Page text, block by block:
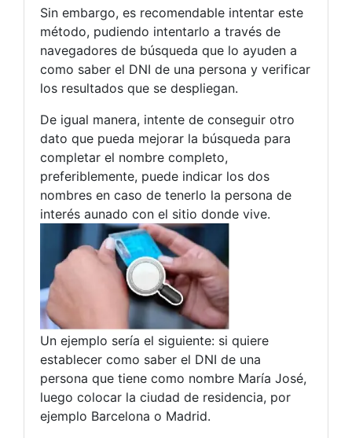
Sin embargo, es recomendable intentar este
método, pudiendo intentarlo a través de
navegadores de búsqueda que lo ayuden a
como saber el DNI de una persona y verificar
los resultados que se despliegan.
De igual manera, intente de conseguir otro
dato que pueda mejorar la búsqueda para
completar el nombre completo,
preferiblemente, puede indicar los dos
nombres en caso de tenerlo la persona de
interés aunado con el sitio donde vive.
Un ejemplo sería el siguiente: si quiere
establecer como saber el DNI de una
persona que tiene como nombre María José,
luego colocar la ciudad de residencia, por
ejemplo Barcelona o Madrid.